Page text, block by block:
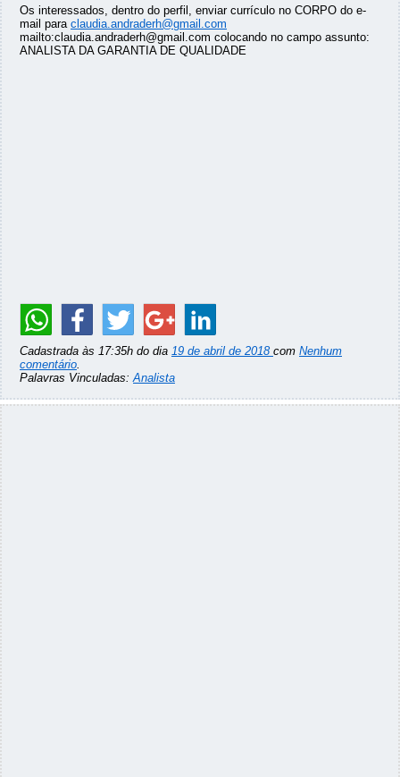
Os interessados, dentro do perfil, enviar currículo no CORPO do e-
mail para claudia.andraderh@gmail.com
mailto:claudia.andraderh@gmail.com colocando no campo assunto:
ANALISTA DA GARANTIA DE QUALIDADE
Cadastrada às 17:35h do dia 19 de abril de 2018 com Nenhum
comentário.
Palavras Vinculadas:Analista